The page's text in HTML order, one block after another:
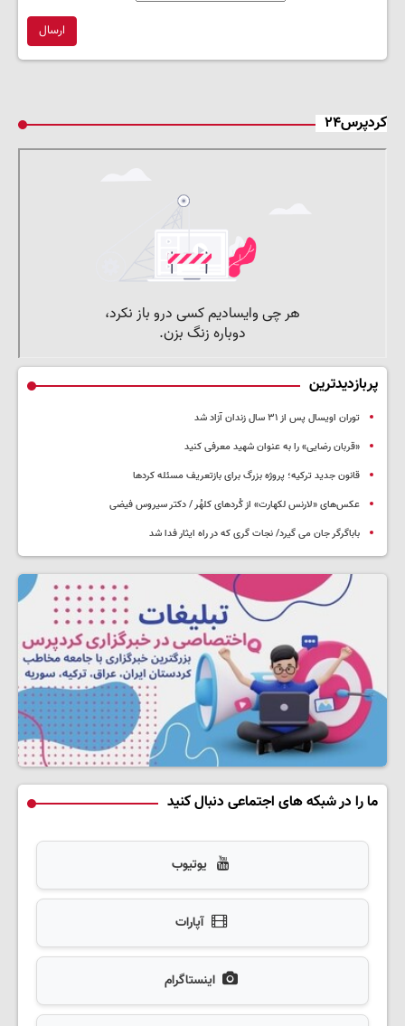
ارسال
کردپرس۲۴
پربازدیدترین
توران اویسال پس از ۳۱ سال زندان آزاد شد
«قربان رضایی» را به عنوان شهید معرفی کنید
قانون جدید ترکیه؛ پروژه بزرگ‌ برای بازتعریف مسئله کردها
عکس‌های «لارنس لکهارت» از کُردهای کلهُر / دکتر سیروس فیضی
باباگرگر جان می گیرد/ نجات گری که در راه ایثار فدا شد
ما را در شبکه های اجتماعی دنبال کنید
یوتیوب
آپارات
اینستاگرام